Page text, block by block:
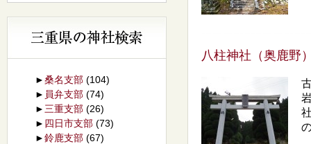
八柱神社（奥鹿野
►桑名支部 (104)
► 員弁支部 (74)
► 三重支部 (26)
► 四日市支部 (73)
►鈴鹿支部 (67)